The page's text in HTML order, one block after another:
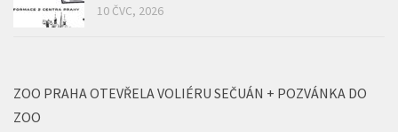
10 ČVC, 2026
ZOO PRAHA OTEVŘELA VOLIÉRU SEČUÁN + POZVÁNKA DO
ZOO